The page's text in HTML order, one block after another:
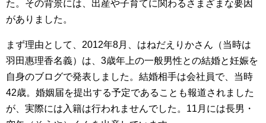
た。その背景には、出産や子育てに関わるさまざまな要因
がありました。
まず理由として、2012年8月、はねだえりかさん（当時は
羽田惠理香名義）は、3歳年上の一般男性との結婚と妊娠を
自身のブログで発表しました。結婚相手は会社員で、当時
42歳。婚姻届を提出する予定であることも報道されました
が、実際には入籍は行われませんでした。11月には長男・